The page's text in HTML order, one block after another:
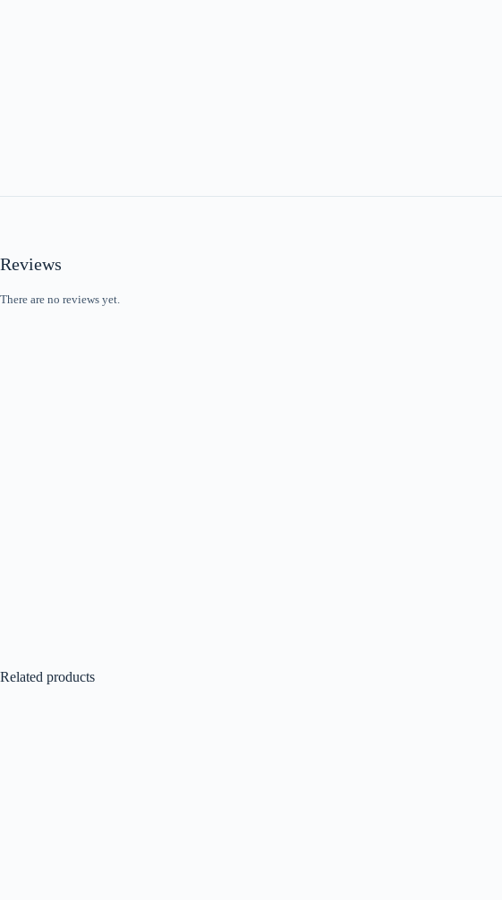
Reviews
There are no reviews yet.
Related products